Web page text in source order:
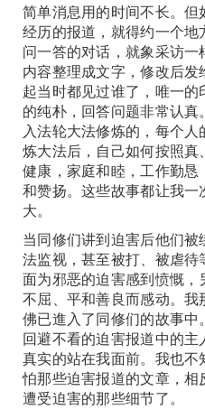
简单消息用的时间不长。
经历的报道，就得约一个
问一答的对话，就象采访
内容整理成文字，修改后
起当时都见过谁了，唯一
的纯朴，回答问题非常认
入法轮大法修炼的，每个
炼大法后，自己如何按照
健康，家庭和睦，工作勤
和赞扬。这些故事都让我
大。
当同修们讲到迫害后他们
法监视，甚至被打、被虐
面为邪恶的迫害感到愤慨
不屈、平和善良而感动。
佛已進入了同修们的故事
回避不看的迫害报道中的
真实的站在我面前。我也
怕那些迫害报道的文章，
遭受迫害的那些细节了。